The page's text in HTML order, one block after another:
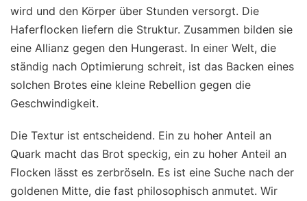
wird und den Körper über Stunden versorgt. Die
Haferflocken liefern die Struktur. Zusammen bilden sie
eine Allianz gegen den Hungerast. In einer Welt, die
ständig nach Optimierung schreit, ist das Backen eines
solchen Brotes eine kleine Rebellion gegen die
Geschwindigkeit.
Die Textur ist entscheidend. Ein zu hoher Anteil an
Quark macht das Brot speckig, ein zu hoher Anteil an
Flocken lässt es zerbröseln. Es ist eine Suche nach der
goldenen Mitte, die fast philosophisch anmutet. Wir